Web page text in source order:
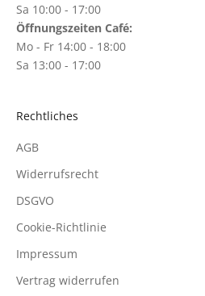
Sa 10:00 - 17:00
Öffnungszeiten Café:
Mo - Fr 14:00 - 18:00
Sa 13:00 - 17:00
Rechtliches
AGB
Widerrufsrecht
DSGVO
Cookie-Richtlinie
Impressum
Vertrag widerrufen